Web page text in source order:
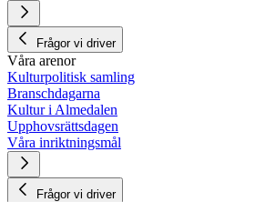
Frågor vi driver
Våra arenor
Kulturpolitisk samling
Branschdagarna
Kultur i Almedalen
Upphovsrättsdagen
Våra inriktningsmål
Frågor vi driver